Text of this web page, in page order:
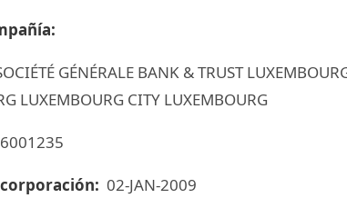
GÉNÉRALE BANK & TRUST
LUXEMBOURG CITY LUXEMBOURG
6001235
02-JAN-2009